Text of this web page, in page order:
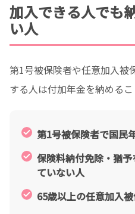
加入できる人でも
い人
第1号被保険者や任意加入被
する人は付加年金を納めるこ
第1号被保険者で国民
保険料納付免除・猶
ていない人
65歳以上の任意加入